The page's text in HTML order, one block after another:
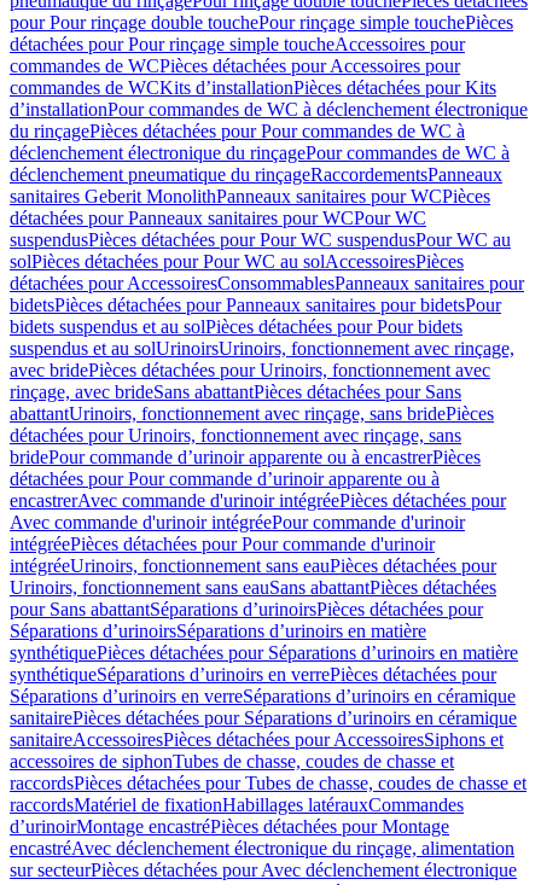
pour Pour rinçage double touchePour rinçage simple touchePièces
détachées pour Pour rinçage simple toucheAccessoires pour
commandes de WCPièces détachées pour Accessoires pour
commandes de WCKits d’installationPièces détachées pour Kits
d’installationPour commandes de WC à déclenchement électronique
du rinçagePièces détachées pour Pour commandes de WC à
déclenchement électronique du rinçagePour commandes de WC à
déclenchement pneumatique du rinçageRaccordementsPanneaux
sanitaires Geberit MonolithPanneaux sanitaires pour WCPièces
détachées pour Panneaux sanitaires pour WCPour WC
suspendusPièces détachées pour Pour WC suspendusPour WC au
solPièces détachées pour Pour WC au solAccessoiresPièces
détachées pour AccessoiresConsommablesPanneaux sanitaires pour
bidetsPièces détachées pour Panneaux sanitaires pour bidetsPour
bidets suspendus et au solPièces détachées pour Pour bidets
suspendus et au solUrinoirsUrinoirs, fonctionnement avec rinçage,
avec bridePièces détachées pour Urinoirs, fonctionnement avec
rinçage, avec brideSans abattantPièces détachées pour Sans
abattantUrinoirs, fonctionnement avec rinçage, sans bridePièces
détachées pour Urinoirs, fonctionnement avec rinçage, sans
bridePour commande d’urinoir apparente ou à encastrerPièces
détachées pour Pour commande d’urinoir apparente ou à
encastrerAvec commande d'urinoir intégréePièces détachées pour
Avec commande d'urinoir intégréePour commande d'urinoir
intégréePièces détachées pour Pour commande d'urinoir
intégréeUrinoirs, fonctionnement sans eauPièces détachées pour
Urinoirs, fonctionnement sans eauSans abattantPièces détachées
pour Sans abattantSéparations d’urinoirsPièces détachées pour
Séparations d’urinoirsSéparations d’urinoirs en matière
synthétiquePièces détachées pour Séparations d’urinoirs en matière
synthétiqueSéparations d’urinoirs en verrePièces détachées pour
Séparations d’urinoirs en verreSéparations d’urinoirs en céramique
sanitairePièces détachées pour Séparations d’urinoirs en céramique
sanitaireAccessoiresPièces détachées pour AccessoiresSiphons et
accessoires de siphonTubes de chasse, coudes de chasse et
raccordsPièces détachées pour Tubes de chasse, coudes de chasse et
raccordsMatériel de fixationHabillages latérauxCommandes
dʼurinoirMontage encastréPièces détachées pour Montage
encastréAvec déclenchement électronique du rinçage, alimentation
sur secteurPièces détachées pour Avec déclenchement électronique